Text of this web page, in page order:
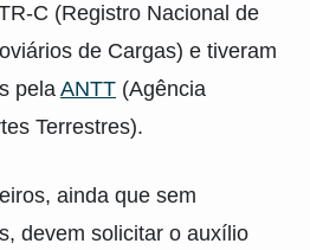
C (Registro Nacional de
de Cargas) e tiveram
pela ANTT (Agência
Terrestres).
ainda que sem
devem solicitar o auxílio